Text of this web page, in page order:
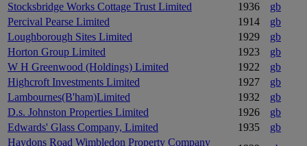
Stocksbridge Works Cottage Trust Limited
1936
gb
Percival Pearse Limited
1914
gb
Loughborough Sites Limited
1929
gb
Horton Group Limited
1923
gb
W H Greenwood (Holdings) Limited
1922
gb
Highcroft Investments Limited
1927
gb
Lambournes(B'ham)Limited
1932
gb
D.s. Johnston Properties Limited
1926
gb
Edwards' Glass Company, Limited
1935
gb
Haydons Road Wimbledon Property Company